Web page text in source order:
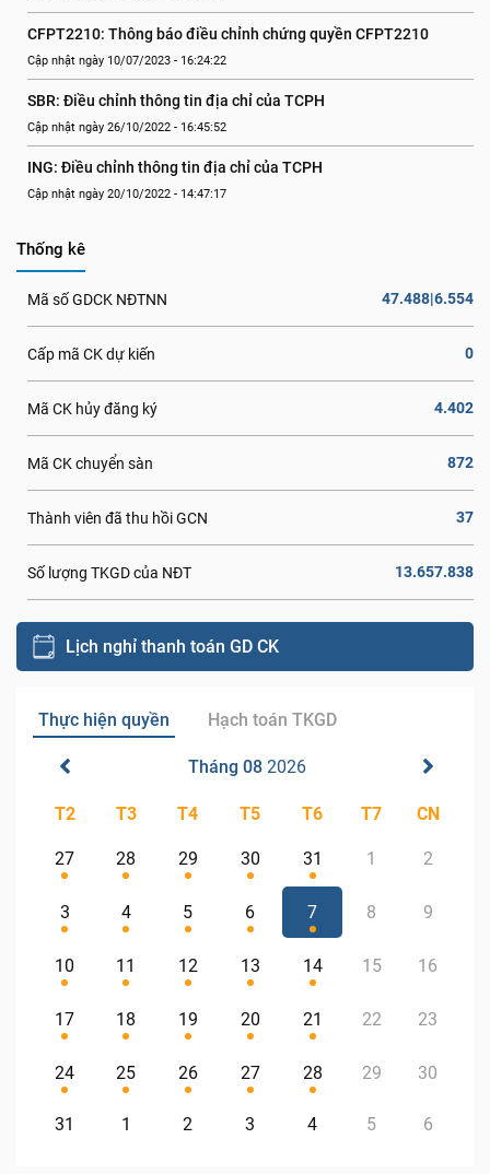
CFPT2210: Thông báo điều chỉnh chứng quyền CFPT2210
Cập nhật ngày 10/07/2023 - 16:24:22
SBR: Điều chỉnh thông tin địa chỉ của TCPH
Cập nhật ngày 26/10/2022 - 16:45:52
ING: Điều chỉnh thông tin địa chỉ của TCPH
Cập nhật ngày 20/10/2022 - 14:47:17
Thống kê
Mã số GDCK NĐTNN 47.488|6.554
Cấp mã CK dự kiến 0
Mã CK hủy đăng ký 4.402
Mã CK chuyển sàn 872
Thành viên đã thu hồi GCN 37
Số lượng TKGD của NĐT 13.657.838
Lịch nghỉ thanh toán GD CK
Thực hiện quyền Hạch toán TKGD
Tháng 08 2026
T2 T3 T4 T5 T6 T7 CN
27 28 29 30 31 1 2
3 4 5 6 7 8 9
10 11 12 13 14 15 16
17 18 19 20 21 22 23
24 25 26 27 28 29 30
31 1 2 3 4 5 6